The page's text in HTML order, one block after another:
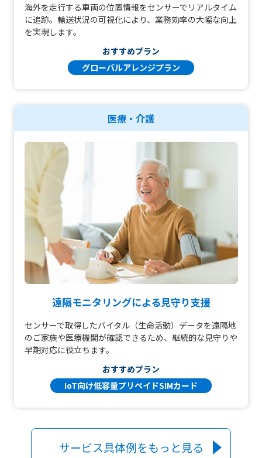
海外を走行する車両の位置情報をセンサーでリアルタイム
に追跡。輸送状況の可視化により、業務効率の大幅な向上
を実現します。
おすすめプラン
グローバルアレンジプラン
医療・介護
遠隔モニタリングによる見守り支援
センサーで取得したバイタル（生命活動）データを遠隔地
のご家族や医療機関が確認できるため、継続的な見守りや
早期対応に役立ちます。
おすすめプラン
IoT向け低容量プリペイドSIMカード
サービス具体例をもっと見る